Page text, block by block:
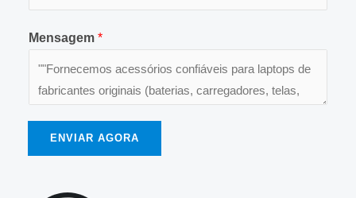
Mensagem *
ENVIAR AGORA